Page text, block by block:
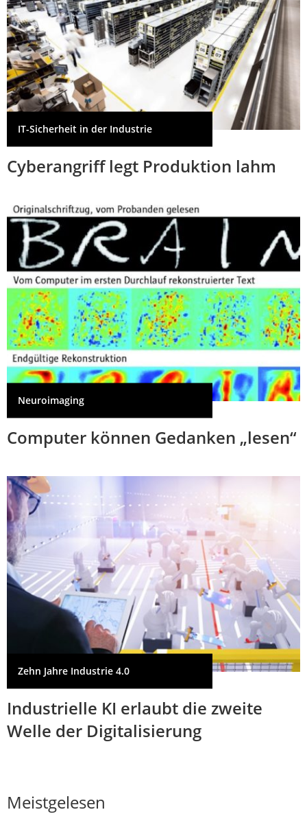
IT-Sicherheit in der Industrie
Cyberangriff legt Produktion lahm
Neuroimaging
Computer können Gedanken „lesen“
Zehn Jahre Industrie 4.0
Industrielle KI erlaubt die zweite
Welle der Digitalisierung
Meistgelesen